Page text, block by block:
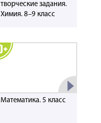
творческие задания.
Химия. 8–9 класс
Математика. 5 класс